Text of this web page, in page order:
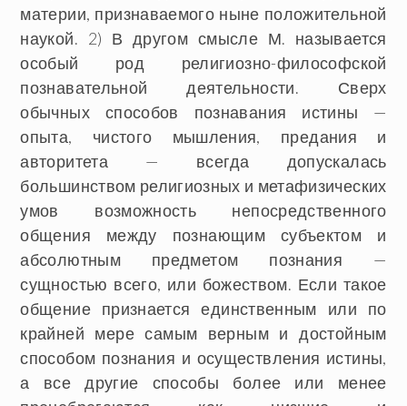
материи, признаваемого ныне положительной
наукой. 2) В другом смысле М. называется
особый род религиозно-философской
познавательной деятельности. Сверх
обычных способов познавания истины —
опыта, чистого мышления, предания и
авторитета — всегда допускалась
большинством религиозных и метафизических
умов возможность непосредственного
общения между познающим субъектом и
абсолютным предметом познания —
сущностью всего, или божеством. Если такое
общение признается единственным или по
крайней мере самым верным и достойным
способом познания и осуществления истины,
а все другие способы более или менее